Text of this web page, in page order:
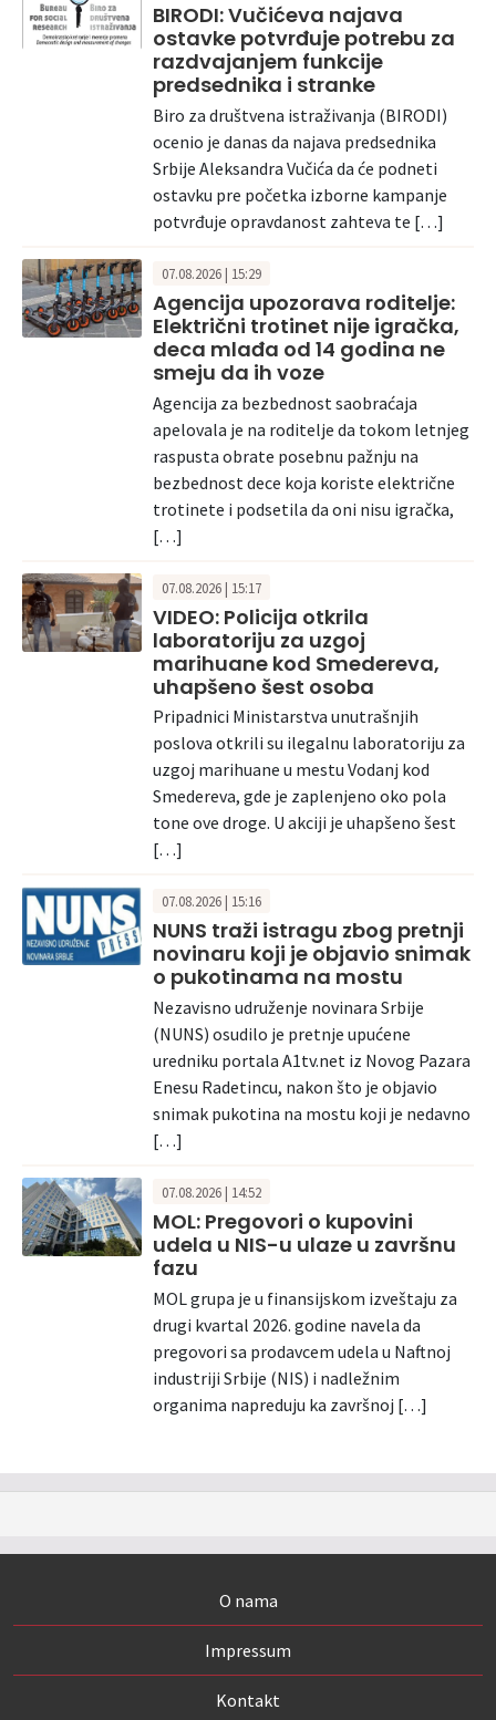
BIRODI: Vučićeva najava
ostavke potvrđuje potrebu za
razdvajanjem funkcije
predsednika i stranke
Biro za društvena istraživanja (BIRODI)
ocenio je danas da najava predsednika
Srbije Aleksandra Vučića da će podneti
ostavku pre početka izborne kampanje
potvrđuje opravdanost zahteva te […]
07.08.2026 | 15:29
Agencija upozorava roditelje:
Električni trotinet nije igračka,
deca mlađa od 14 godina ne
smeju da ih voze
Agencija za bezbednost saobraćaja
apelovala je na roditelje da tokom letnjeg
raspusta obrate posebnu pažnju na
bezbednost dece koja koriste električne
trotinete i podsetila da oni nisu igračka,
[…]
07.08.2026 | 15:17
VIDEO: Policija otkrila
laboratoriju za uzgoj
marihuane kod Smedereva,
uhapšeno šest osoba
Pripadnici Ministarstva unutrašnjih
poslova otkrili su ilegalnu laboratoriju za
uzgoj marihuane u mestu Vodanj kod
Smedereva, gde je zaplenjeno oko pola
tone ove droge. U akciji je uhapšeno šest
[…]
07.08.2026 | 15:16
NUNS traži istragu zbog pretnji
novinaru koji je objavio snimak
o pukotinama na mostu
Nezavisno udruženje novinara Srbije
(NUNS) osudilo je pretnje upućene
uredniku portala A1tv.net iz Novog Pazara
Enesu Radetincu, nakon što je objavio
snimak pukotina na mostu koji je nedavno
[…]
07.08.2026 | 14:52
MOL: Pregovori o kupovini
udela u NIS-u ulaze u završnu
fazu
MOL grupa je u finansijskom izveštaju za
drugi kvartal 2026. godine navela da
pregovori sa prodavcem udela u Naftnoj
industriji Srbije (NIS) i nadležnim
organima napreduju ka završnoj […]
O nama
Impressum
Kontakt